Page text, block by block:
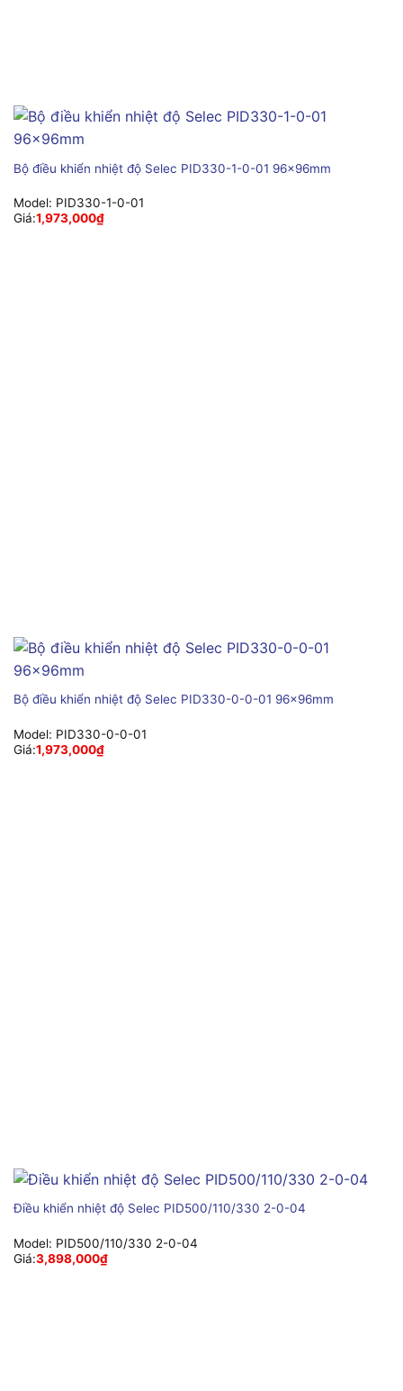
Bộ điều khiển nhiệt độ Selec PID330-1-0-01 96x96mm
Model: PID330-1-0-01
Giá:1,973,000₫
Bộ điều khiển nhiệt độ Selec PID330-0-0-01 96x96mm
Model: PID330-0-0-01
Giá:1,973,000₫
Điều khiển nhiệt độ Selec PID500/110/330 2-0-04
Model: PID500/110/330 2-0-04
Giá:3,898,000₫